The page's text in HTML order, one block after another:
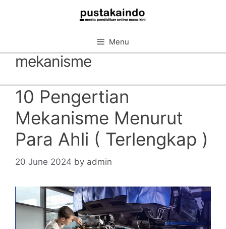
Menu
mekanisme
10 Pengertian
Mekanisme Menurut
Para Ahli ( Terlengkap )
20 June 2024 by admin